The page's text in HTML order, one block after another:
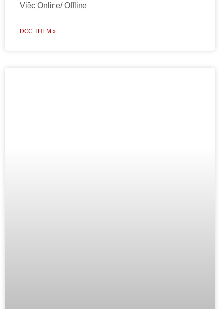
Việc Online/ Offline
ĐỌC THÊM »